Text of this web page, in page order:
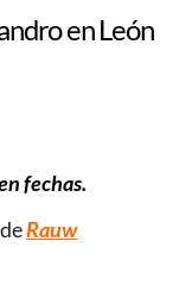
en León
fechas.
Rauw